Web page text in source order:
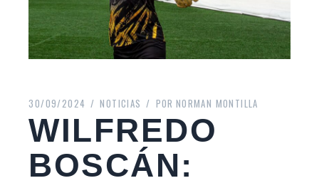
30/09/2024 NOTICIAS POR NORMAN MONTILLA
WILFREDO
BOSCÁN: